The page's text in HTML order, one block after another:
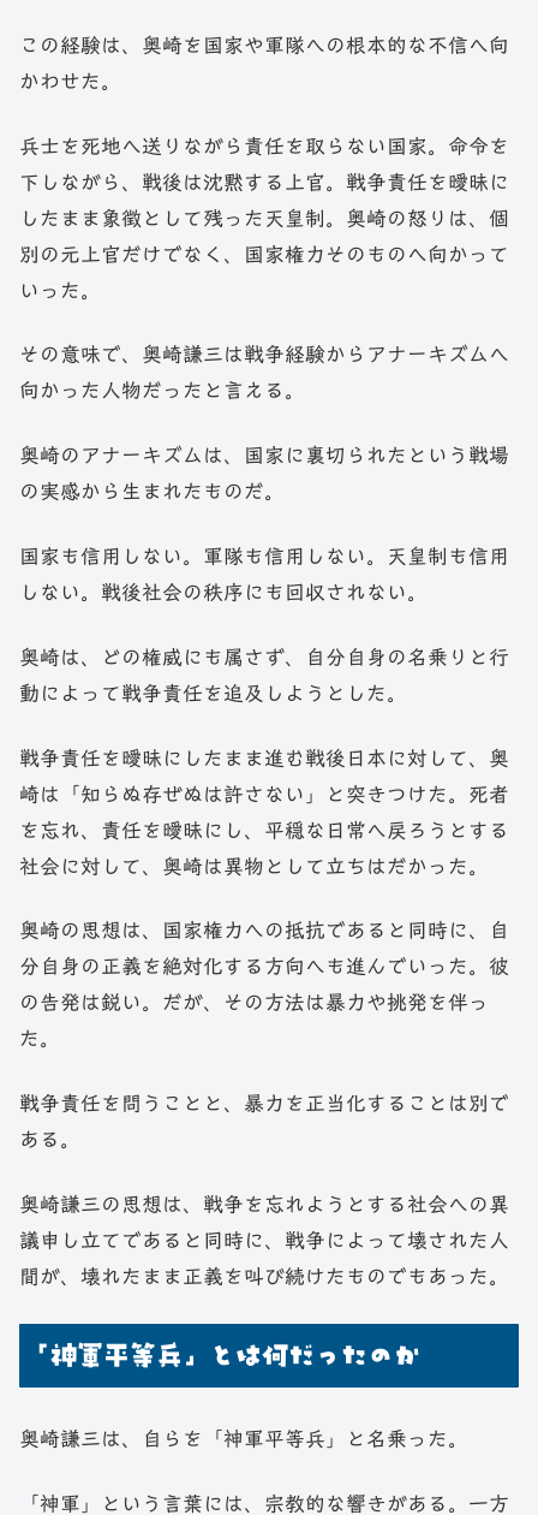
この経験は、奥崎を国家や軍隊への根本的な不信へ向
かわせた。
兵士を死地へ送りながら責任を取らない国家。命令を
下しながら、戦後は沈黙する上官。戦争責任を曖昧に
したまま象徴として残った天皇制。奥崎の怒りは、個
別の元上官だけでなく、国家権力そのものへ向かって
いった。
その意味で、奥崎謙三は戦争経験からアナーキズムへ
向かった人物だったと言える。
奥崎のアナーキズムは、国家に裏切られたという戦場
の実感から生まれたものだ。
国家も信用しない。軍隊も信用しない。天皇制も信用
しない。戦後社会の秩序にも回収されない。
奥崎は、どの権威にも属さず、自分自身の名乗りと行
動によって戦争責任を追及しようとした。
戦争責任を曖昧にしたまま進む戦後日本に対して、奥
崎は「知らぬ存ぜぬは許さない」と突きつけた。死者
を忘れ、責任を曖昧にし、平穏な日常へ戻ろうとする
社会に対して、奥崎は異物として立ちはだかった。
奥崎の思想は、国家権力への抵抗であると同時に、自
分自身の正義を絶対化する方向へも進んでいった。彼
の告発は鋭い。だが、その方法は暴力や挑発を伴っ
た。
戦争責任を問うことと、暴力を正当化することは別で
ある。
奥崎謙三の思想は、戦争を忘れようとする社会への異
議申し立てであると同時に、戦争によって壊された人
間が、壊れたまま正義を叫び続けたものでもあった。
「神軍平等兵」とは何だったのか
奥崎謙三は、自らを「神軍平等兵」と名乗った。
「神軍」という言葉には、宗教的な響きがある。一方